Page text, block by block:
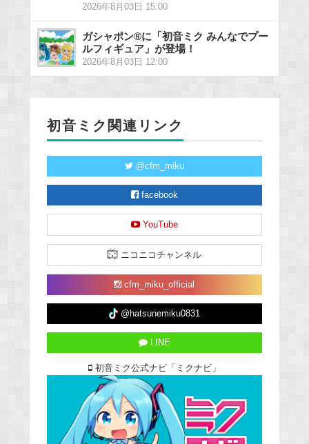
2026年8月03日 15:00
ガシャポン®に「初音ミク みんなでプー
ルフィギュア」が登場！
2026年8月03日 12:00
初音ミク関連リンク
@cfm_miku
facebook
YouTube
ニコニコチャンネル
cfm_miku_official
@hatsunemiku0831
LINE
初音ミク公式ナビ「ミクナビ」